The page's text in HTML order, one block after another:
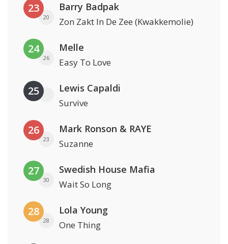
23
20
Barry Badpak
Zon Zakt In De Zee (Kwakkemolie)
24
26
Melle
Easy To Love
25 Lewis Capaldi
Survive
26
23
Mark Ronson & RAYE
Suzanne
27
30
Swedish House Mafia
Wait So Long
28
28
Lola Young
One Thing